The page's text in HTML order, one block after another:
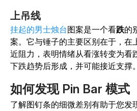
上吊线
挂起的男士烛台图案是一个看跌的
案。它与锤子的主要区别在于，在
近阻力，表明情绪从看涨转变为看
下跌趋势后形成，并可能接近支撑。
如何发现 Pin Bar 模式
了解图钉条的细微差别有助于您发